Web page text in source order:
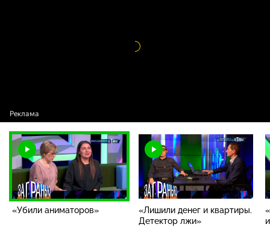
Видео
«Убили аниматоров»
«Лишили денег и квартиры.
Детектор лжи»